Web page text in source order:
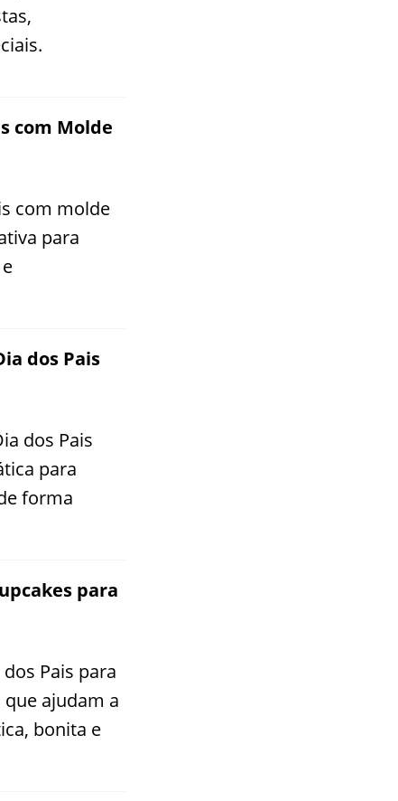
com Molde
com molde
para
dos Pais
dos Pais
para
forma
para
Pais para
ajudam a
bonita e